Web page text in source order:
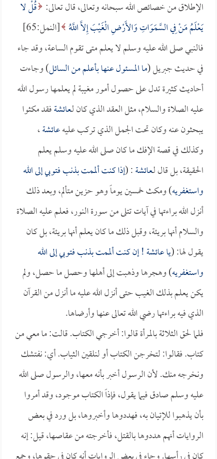
الإطلاق من خصائص الله سبحانه وتعالى، قال تعالى: قُلْ لا
يَعْلَمُ مَنْ فِي السَّمَوَاتِ وَالأَرْضِ الْغَيْبَ إِلاَّ اللَّهُ
[النمل:65]
فالنبي صلى الله عليه وسلم لا يعلم متى تقوم الساعة، وقد جاء
في حديث جبريل (ما المسئول عنها بأعلم من السائل) وجاءت
أحاديث كثيرة تدل على حصول أمور مغيبة لم يعلمها رسول الله
عليه الصلاة والسلام، مثل العقد الذي كان لـعائشةفقد مكثوا
يبحثون عنه وكان تحت الجمل الذي تركب عليهعائشة،
وكذلك في قصة الإفك ما كان صلى الله عليه وسلم يعلم
الحقيقة، بل قال لـعائشة: (إذا كنت ألممت بذنب فتوبي إلى الله
واستغفريه) ومكث خمسين يوماً وهو حزين متألم، وبعد ذلك
أنزل الله براءتها في آيات تتلى من سورة النور، فعلم عليه الصلاة
والسلام أنها بريئة، وقبل ذلك ما كان يعلم أنها بريئة، بل كان
يقول لها: (ياعائشة! إن كنت ألممت بذنب فتوبي إلى الله
واستغفريه) وهجرها وذهبت إلى أهلها وحصل ما حصل، ولم
يكن يعلم بذلك الغيب حتى أنزل الله عليه ما أنزل من القرآن
الذي فيه براءتها رضي الله تعالى عنها وأرضاها.
فلما لحق الثلاثة بالمرأة قالوا: أخرجي الكتاب. قالت: ما معي من
كتاب. فقالوا: لتخرجن الكتاب أو لنلقين الثياب. أي: نفتشك
ونخرجه منك. لأن الرسول أخبر بأنه معها، والرسول صلى الله
عليه وسلم صادق فيما يقول، فإذاً الكتاب موجود، وقد أمروا
بأن يذهبوا للإتيان به، فهددوها وأخبروها، بل ورد في بعض
الروايات أنهم هددوها بالقتل، فأخرجته من عقاصها، قيل: إنه